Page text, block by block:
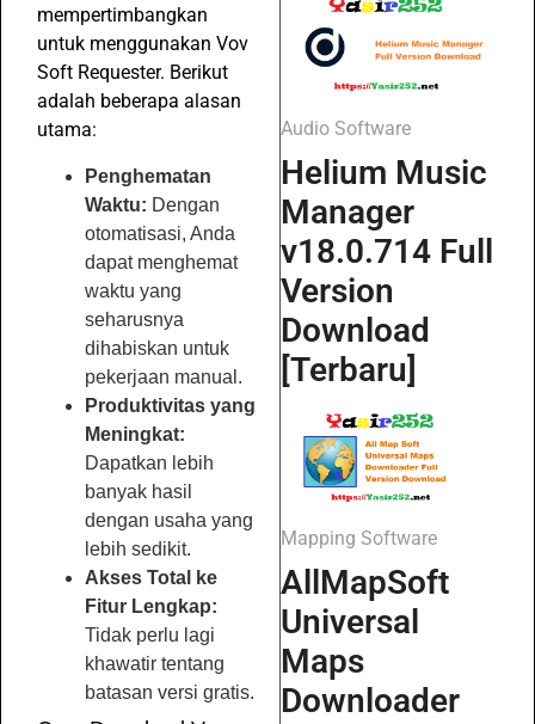
mempertimbangkan
untuk menggunakan Vov
Soft Requester. Berikut
adalah beberapa alasan
utama:
Penghematan
Waktu: Dengan
otomatisasi, Anda
dapat menghemat
waktu yang
seharusnya
dihabiskan untuk
pekerjaan manual.
Produktivitas yang
Meningkat:
Dapatkan lebih
banyak hasil
dengan usaha yang
lebih sedikit.
Akses Total ke
Fitur Lengkap:
Tidak perlu lagi
khawatir tentang
batasan versi gratis.
Audio Software
Helium Music
Manager
v18.0.714 Full
Version
Download
[Terbaru]
Mapping Software
AllMapSoft
Universal
Maps
Downloader